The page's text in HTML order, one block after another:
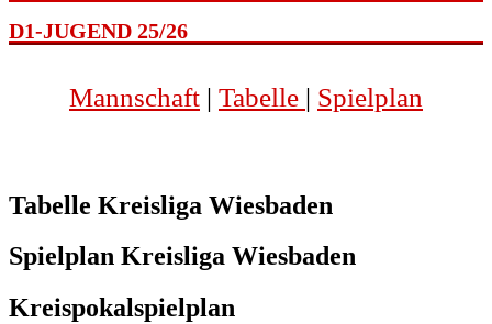
D1-JUGEND 25/26
Mannschaft | Tabelle | Spielplan
Tabelle Kreisliga Wiesbaden
Spielplan Kreisliga Wiesbaden
Kreispokalspielplan